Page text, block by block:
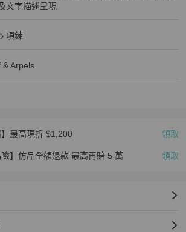
文字描述呈現
配件
項鍊
女士配件
& Arpels
薦清單
】最高現折 $1,200 領取
險】仿品全額退款 最高再賠 5 萬 領取